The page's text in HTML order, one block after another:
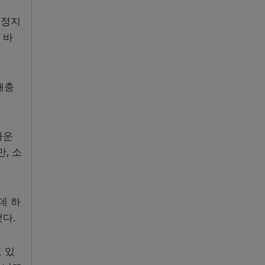
지
바
충
운
, 소
하
.
있